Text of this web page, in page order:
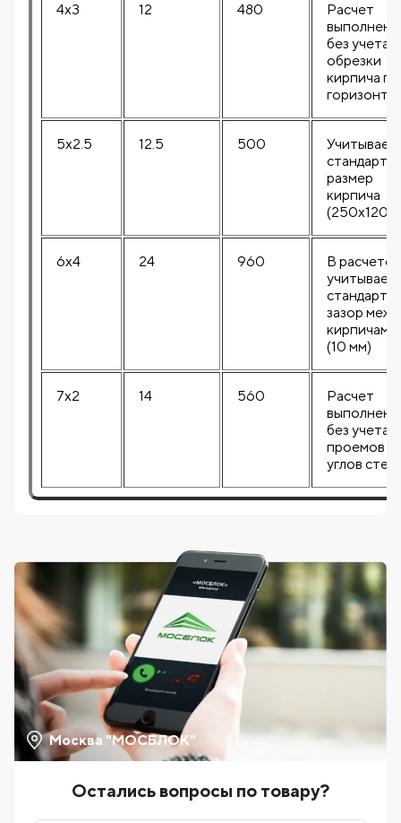
4x3 12 480
Расчет
выполнен
без учета
обрезки
кирпича по
5x2.5 12.5 500
размер
кирпича
(250x120
6x4 24 960
В расчете
зазор
кирпичами
(10 мм)
7x2 14 560
Расчет
выполнен
без учета
проемов и
углов стен
Москва "МОСБЛОК"
Остались вопросы по товару?